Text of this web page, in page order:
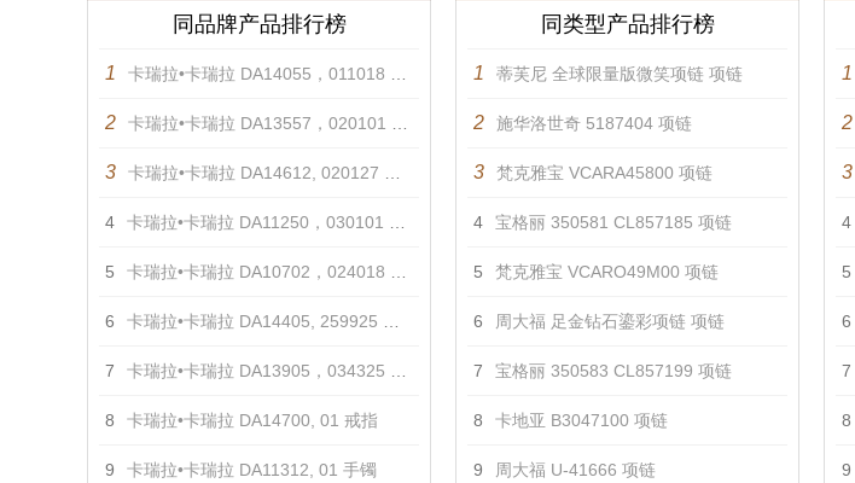
同品牌产品排行榜
1 卡瑞拉•卡瑞拉 DA14055，011018 项链
2 卡瑞拉•卡瑞拉 DA13557，020101 戒指
3 卡瑞拉•卡瑞拉 DA14612, 020127 手镯
4 卡瑞拉•卡瑞拉 DA11250，030101 耳饰
5 卡瑞拉•卡瑞拉 DA10702，024018 项链
6 卡瑞拉•卡瑞拉 DA14405, 259925 戒指
7 卡瑞拉•卡瑞拉 DA13905，034325 戒指
8 卡瑞拉•卡瑞拉 DA14700, 01 戒指
9 卡瑞拉•卡瑞拉 DA11312, 01 手镯
同类型产品排行榜
1 蒂芙尼 全球限量版微笑项链 项链
2 施华洛世奇 5187404 项链
3 梵克雅宝 VCARA45800 项链
4 宝格丽 350581 CL857185 项链
5 梵克雅宝 VCARO49M00 项链
6 周大福 足金钻石鎏彩项链 项链
7 宝格丽 350583 CL857199 项链
8 卡地亚 B3047100 项链
9 周大福 U-41666 项链
1
2
3
4
5
6
7
8
9